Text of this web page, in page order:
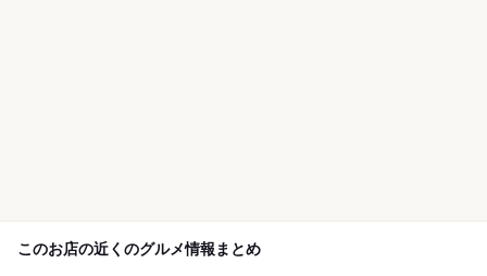
このお店の近くのグルメ情報まとめ